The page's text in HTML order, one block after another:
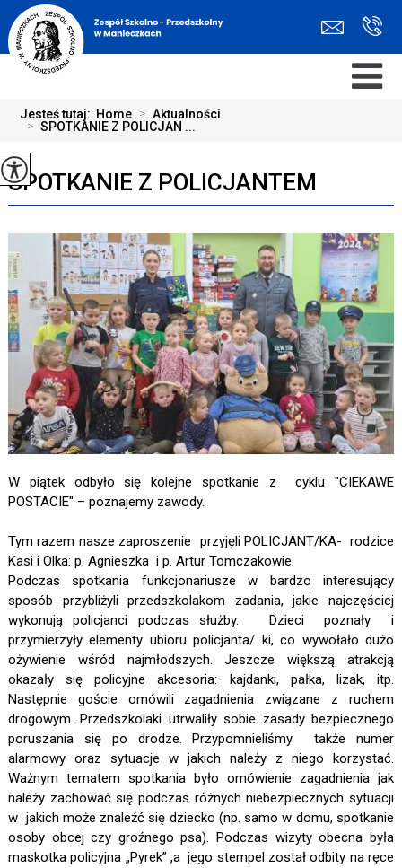
Jesteś tutaj: Home > Aktualności
> SPOTKANIE Z POLICJAN ...
SPOTKANIE Z POLICJANTEM
W piątek odbyło się kolejne spotkanie z cyklu "CIEKAWE
POSTACIE" – poznajemy zawody.
Tym razem nasze zaproszenie przyjęli POLICJANT/KA- rodzice
Kasi i Olka: p. Agnieszka i p. Artur Tomczakowie.
Podczas spotkania funkcjonariusze w bardzo interesujący
sposób przybliżyli przedszkolakom zadania, jakie najczęściej
wykonują policjanci podczas służby. Dzieci poznały i
przymierzyły elementy ubioru policjanta/ ki, co wywołało dużo
ożywienie wśród najmłodszych. Jeszcze większą atrakcją
okazały się policyjne akcesoria: kajdanki, pałka, lizak, itp.
Następnie goście omówili zagadnienia związane z ruchem
drogowym. Przedszkolaki utrwaliły sobie zasady bezpiecznego
poruszania się po drodze. Przypomnieliśmy także numer
alarmowy oraz sytuacje w jakich należy z niego korzystać.
Ważnym tematem spotkania było omówienie zagadnienia jak
należy zachować się podczas różnych niebezpiecznych sytuacji
w jakich może znaleźć się dziecko (np. samo w domu, spotkanie
osoby obcej czy groźnego psa). Podczas wizyty obecna była
maskotka policyjna „Pyrek” ,a jego stempel został odbity na ręce